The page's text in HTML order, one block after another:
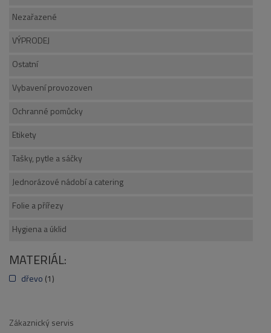
Nezařazené
VÝPRODEJ
Ostatní
Vybavení provozoven
Ochranné pomůcky
Etikety
Tašky, pytle a sáčky
Jednorázové nádobí a catering
Folie a přířezy
Hygiena a úklid
MATERIÁL:
dřevo (1)
Zákaznický servis